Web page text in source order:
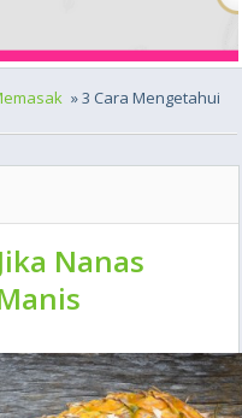
» 3 Cara Mengetahui
Nanas